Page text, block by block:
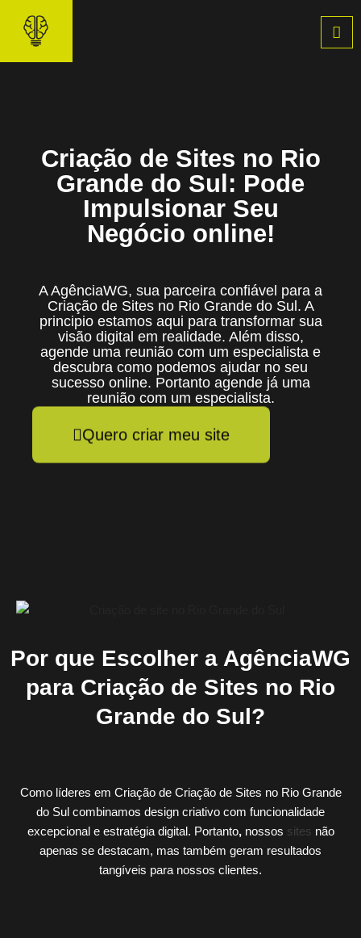
Pular
para
Criação de Sites no Rio
Grande do Sul: Pode
Impulsionar Seu
Negócio online!
A AgênciaWG, sua parceira confiável para a
Criação de Sites no Rio Grande do Sul. A
principio estamos aqui para transformar sua
visão digital em realidade. Além disso,
agende uma reunião com um especialista e
descubra como podemos ajudar no seu
sucesso online. Portanto agende já uma
reunião com um especialista.
Quero criar meu site
Por que Escolher a AgênciaWG
para Criação de Sites no Rio
Grande do Sul?
Como líderes em Criação de Criação de Sites no Rio Grande
do Sul combinamos design criativo com funcionalidade
excepcional e estratégia digital. Portanto,nossos sites não
apenas se destacam, mas também geram resultados
tangíveis para nossos clientes.